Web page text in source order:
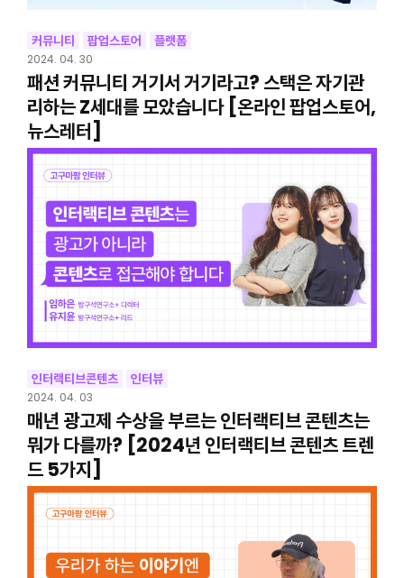
커뮤니티 팝업스토어 플랫폼
2024. 04. 30
패션 커뮤니티 거기서 거기라고? 스택은 자기관
리하는 Z세대를 모았습니다 [온라인 팝업스토어,
뉴스레터]
인터랙티브콘텐츠 인터뷰
2024. 04. 03
매년 광고제 수상을 부르는 인터랙티브 콘텐츠는
뭐가 다를까? [2024년 인터랙티브 콘텐츠 트렌
드 5가지]